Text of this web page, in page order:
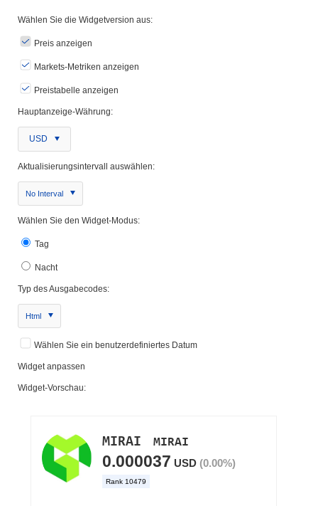
Wählen Sie die Widgetversion aus:
Preis anzeigen
Markets-Metriken anzeigen
Preistabelle anzeigen
Hauptanzeige-Währung:
USD
Aktualisierungsintervall auswählen:
No Interval
Wählen Sie den Widget-Modus:
Tag
Nacht
Typ des Ausgabecodes:
Html
Wählen Sie ein benutzerdefiniertes Datum
Widget anpassen
Widget-Vorschau: